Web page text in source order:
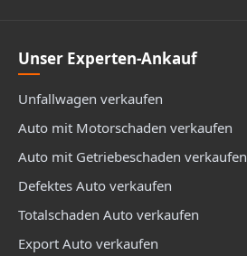
Unser Experten-Ankauf
Unfallwagen verkaufen
Auto mit Motorschaden verkaufen
Auto mit Getriebeschaden verkaufen
Defektes Auto verkaufen
Totalschaden Auto verkaufen
Export Auto verkaufen